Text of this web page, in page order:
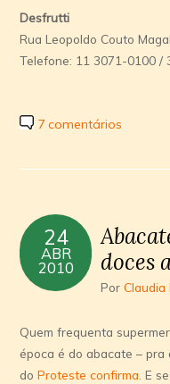
Desfrutti
Rua Leopoldo Couto
Telefone: 11 3071-0100 /
7 comentários
24
ABR
2010
doces
PorClaudia
Quem frequenta
época é do abacate – pra
doProteste confirma. E